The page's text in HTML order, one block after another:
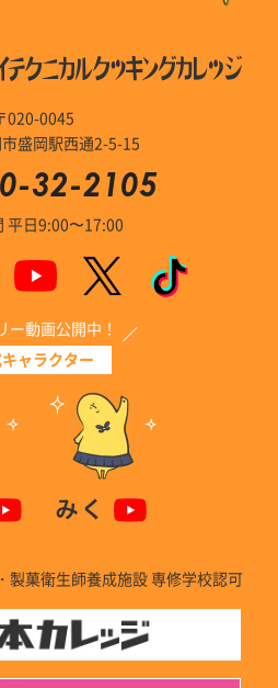
020-0045
盛岡駅西通2-5-15
32-2105
平日9:00〜17:00
ー動画公開中！
ャラクター
製菓衛生師養成施設 専修学校認可